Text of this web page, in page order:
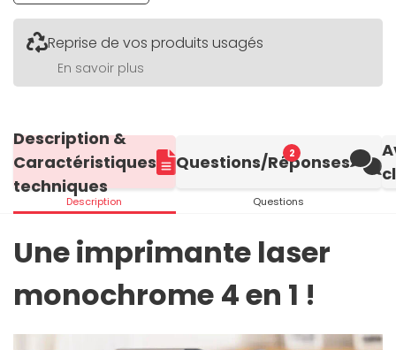
Reprise de vos produits usagés
En savoir plus
Description &
Caractéristiques
techniques
Description
2
Questions/Réponses
Questions
Une imprimante laser
monochrome 4 en 1 !